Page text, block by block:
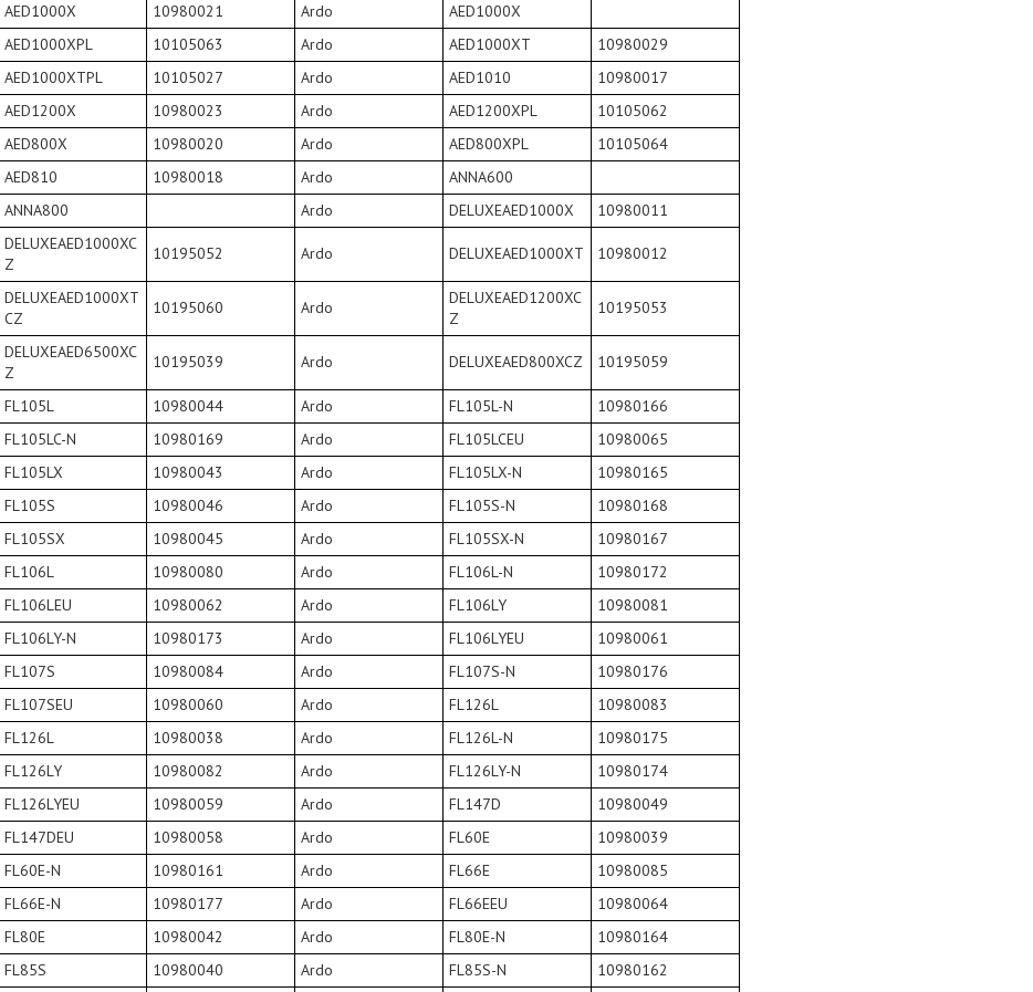
AED1000X 10980021 Ardo
AED1000X
AED1000XPL 10105063 Ardo AED1000XT
10980029
AED1000XTPL 10105027 Ardo AED1010
10980017
AED1200X 10980023 Ardo AED1200XPL
10105062
AED800X 10980020 Ardo AED800XPL
10105064
AED810 10980018 Ardo
ANNA600
ANNA800 Ardo DELUXEAED1000X 10980011
DELUXEAED1000XC
Z
10195052 Ardo DELUXEAED1000XT 10980012
DELUXEAED1000XT
CZ
10195060 Ardo
DELUXEAED1200XC
Z
10195053
DELUXEAED6500XC
Z
10195039 Ardo DELUXEAED800XCZ 10195059
FL105L 10980044 Ardo FL105L-N
10980166
FL105LC-N 10980169 Ardo FL105LCEU
10980065
FL105LX 10980043 Ardo FL105LX-N
10980165
FL105S 10980046 Ardo FL105S-N
10980168
FL105SX 10980045 Ardo FL105SX-N
10980167
FL106L 10980080 Ardo FL106L-N
10980172
FL106LEU 10980062 Ardo FL106LY
10980081
FL106LY-N 10980173 Ardo FL106LYEU
10980061
FL107S 10980084 Ardo FL107S-N
10980176
FL107SEU 10980060 Ardo FL126L
10980083
FL126L 10980038 Ardo FL126L-N
10980175
FL126LY 10980082 Ardo FL126LY-N
10980174
FL126LYEU 10980059 Ardo FL147D
10980049
FL147DEU 10980058 Ardo FL60E
10980039
FL60E-N 10980161 Ardo FL66E
10980085
FL66E-N 10980177 Ardo FL66EEU
10980064
FL80E 10980042 Ardo FL80E-N
10980164
FL85S 10980040 Ardo FL85S-N
10980162